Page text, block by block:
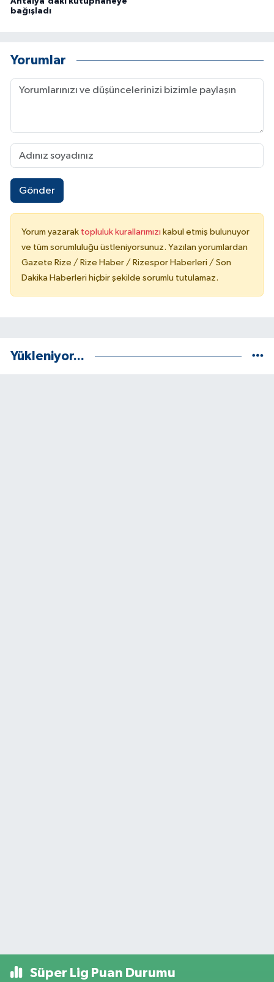
bağışladı
Yorumlar
Gönder
Yorum yazarak topluluk kurallarımızı kabul etmiş bulunuyor
ve tüm sorumluluğu üstleniyorsunuz. Yazılan yorumlardan
Gazete Rize / Rize Haber / Rizespor Haberleri / Son
Dakika Haberleri hiçbir şekilde sorumlu tutulamaz.
Yükleniyor...
Süper Lig Puan Durumu